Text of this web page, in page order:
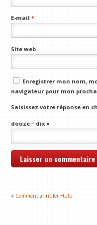
E-mail*
Site web
Enregistrer mon nom,
navigateur pour mon
Saisissez votre réponse en
douze − dix =
« Comment annuler Hulu